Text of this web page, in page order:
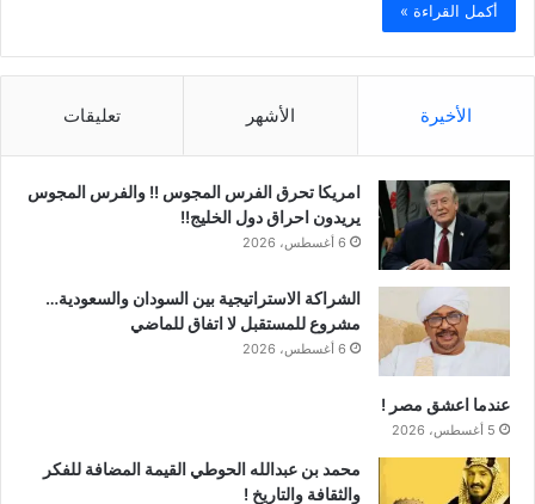
أكمل القراءة »
الأخيرة الأشهر تعليقات
امريكا تحرق الفرس المجوس !! والفرس المجوس
يريدون احراق دول الخليج!!
6 أغسطس، 2026
الشراكة الاستراتيجية بين السودان والسعودية…
مشروع للمستقبل لا اتفاق للماضي
6 أغسطس، 2026
عندما اعشق مصر !
5 أغسطس، 2026
محمد بن عبدالله الحوطي القيمة المضافة للفكر
والثقافة والتاريخ !